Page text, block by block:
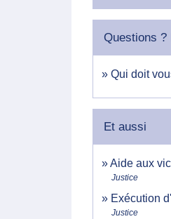
Questions ?
Qui doit
Et aussi
Aide aux
Justice
Exécution
Justice